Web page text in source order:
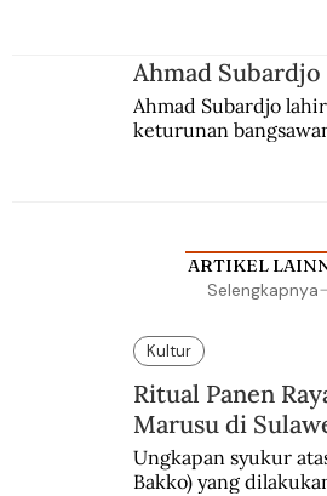
Ahmad
Ahmad Subardjo
keturunan
ARTIKEL
Selengkapnya
Kultur
Ritual Panen
Marusu di
Ungkapan syukur
Bakko) yang